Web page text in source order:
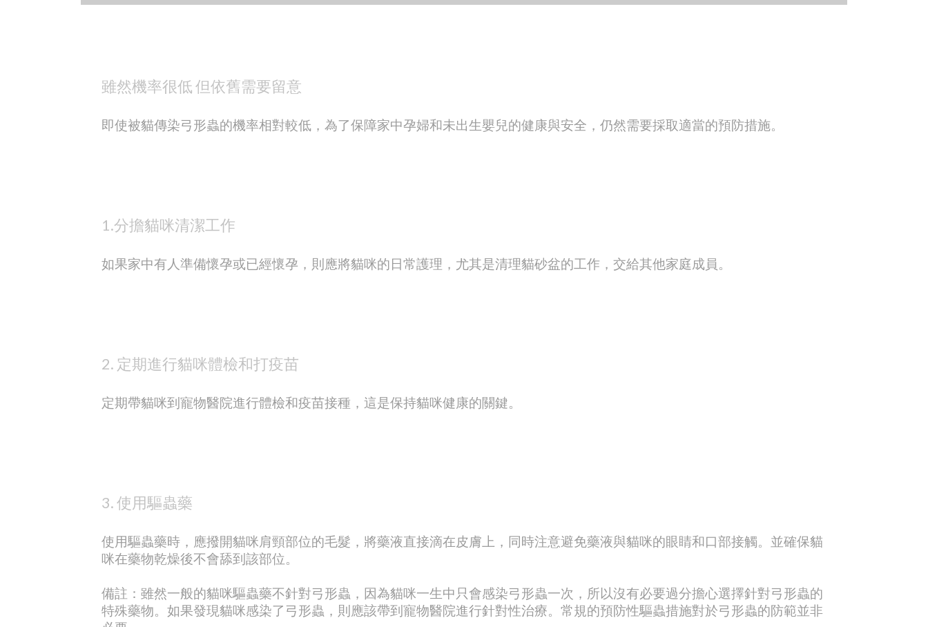
雖然機率很低 但依舊需要留意
即使被貓傳染弓形蟲的機率相對較低，為了保障家中孕婦和未出生嬰兒的健康與安全，仍然需要採取適當的預防措施。
1.分擔貓咪清潔工作
如果家中有人準備懷孕或已經懷孕，則應將貓咪的日常護理，尤其是清理貓砂盆的工作，交給其他家庭成員。
2. 定期進行貓咪體檢和打疫苗
定期帶貓咪到寵物醫院進行體檢和疫苗接種，這是保持貓咪健康的關鍵。
3. 使用驅蟲藥
使用驅蟲藥時，應撥開貓咪肩頸部位的毛髮，將藥液直接滴在皮膚上，同時注意避免藥液與貓咪的眼睛和口部接觸。並確保貓
咪在藥物乾燥後不會舔到該部位。
備註：雖然一般的貓咪驅蟲藥不針對弓形蟲，因為貓咪一生中只會感染弓形蟲一次，所以沒有必要過分擔心選擇針對弓形蟲的
特殊藥物。如果發現貓咪感染了弓形蟲，則應該帶到寵物醫院進行針對性治療。常規的預防性驅蟲措施對於弓形蟲的防範並非